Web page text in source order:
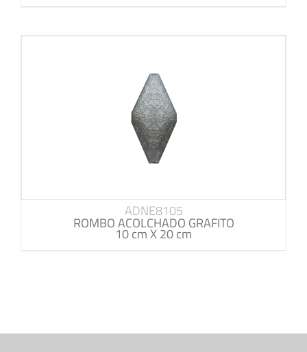
ADNE8105
ROMBO ACOLCHADO GRAFITO
10 cm X 20 cm